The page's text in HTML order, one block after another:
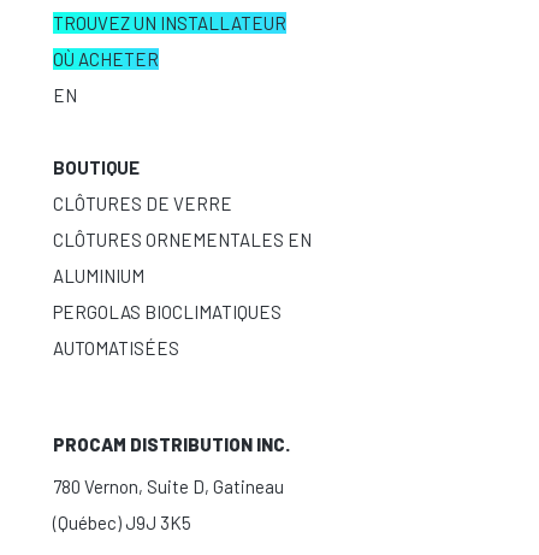
TROUVEZ UN INSTALLATEUR
OÙ ACHETER
EN
BOUTIQUE
CLÔTURES DE VERRE
CLÔTURES ORNEMENTALES EN
ALUMINIUM
PERGOLAS BIOCLIMATIQUES
AUTOMATISÉES
PROCAM DISTRIBUTION INC.
780 Vernon, Suite D, Gatineau
(Québec) J9J 3K5